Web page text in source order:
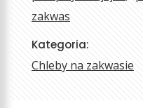
zakwas
Kategoria:
Chleby na zakwasie